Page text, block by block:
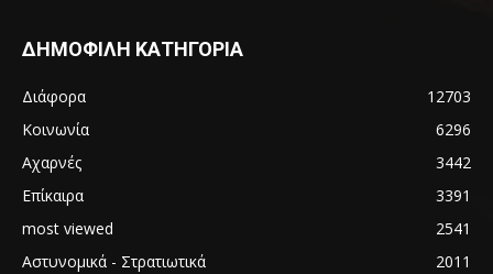
ΔΗΜΟΦΙΛΗ ΚΑΤΗΓΟΡΙΑ
Διάφορα
12703
Κοινωνία
6296
Αχαρνές
3442
Επίκαιρα
3391
most viewed
2541
Αστυνομικά - Στρατιωτικά
2011